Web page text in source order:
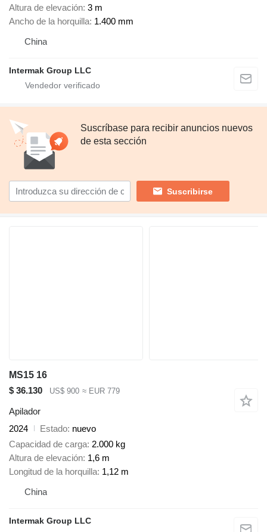
Altura de elevación 3 m
Ancho de la horquilla 1.400 mm
China
Intermak Group LLC
Suscríbase para recibir anuncios nuevos
de esta sección
Suscribirse
MS15 16
$ 36.130
US$ 900 ≈ EUR 779
Apilador
2024
Estado nuevo
Capacidad de carga 2.000 kg
Altura de elevación 1,6 m
Longitud de la horquilla 1,12 m
China
Intermak Group LLC